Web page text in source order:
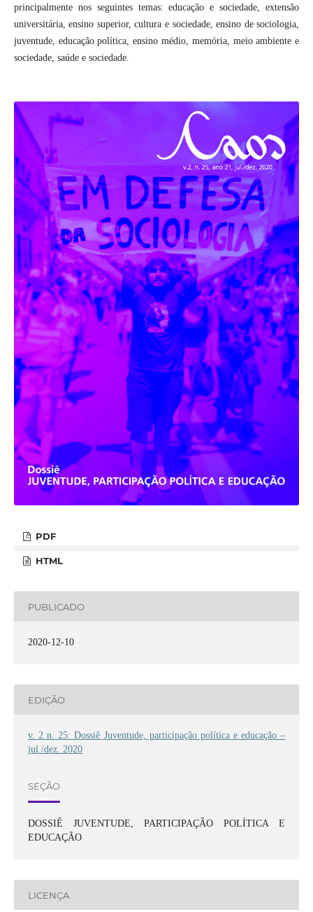
principalmente nos seguintes temas: educação e sociedade, extensão
universitária, ensino superior, cultura e sociedade, ensino de sociologia,
juventude, educação política, ensino médio, memória, meio ambiente e
sociedade, saúde e sociedade.
PDF
HTML
PUBLICADO
2020-12-10
EDIÇÃO
v. 2 n. 25: Dossiê Juventude, participação política e educação –
jul./dez. 2020
SEÇÃO
DOSSIÊ JUVENTUDE, PARTICIPAÇÃO POLÍTICA E
EDUCAÇÃO
LICENÇA